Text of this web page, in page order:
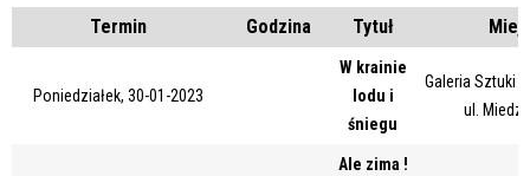
Kategoria
Trwające w zakresie
Termin Godzina Tytuł
Poniedziałek, 30-01-2023
W krainie
lodu i
śniegu
Galeria Sztuki
ul.
Ale zima !